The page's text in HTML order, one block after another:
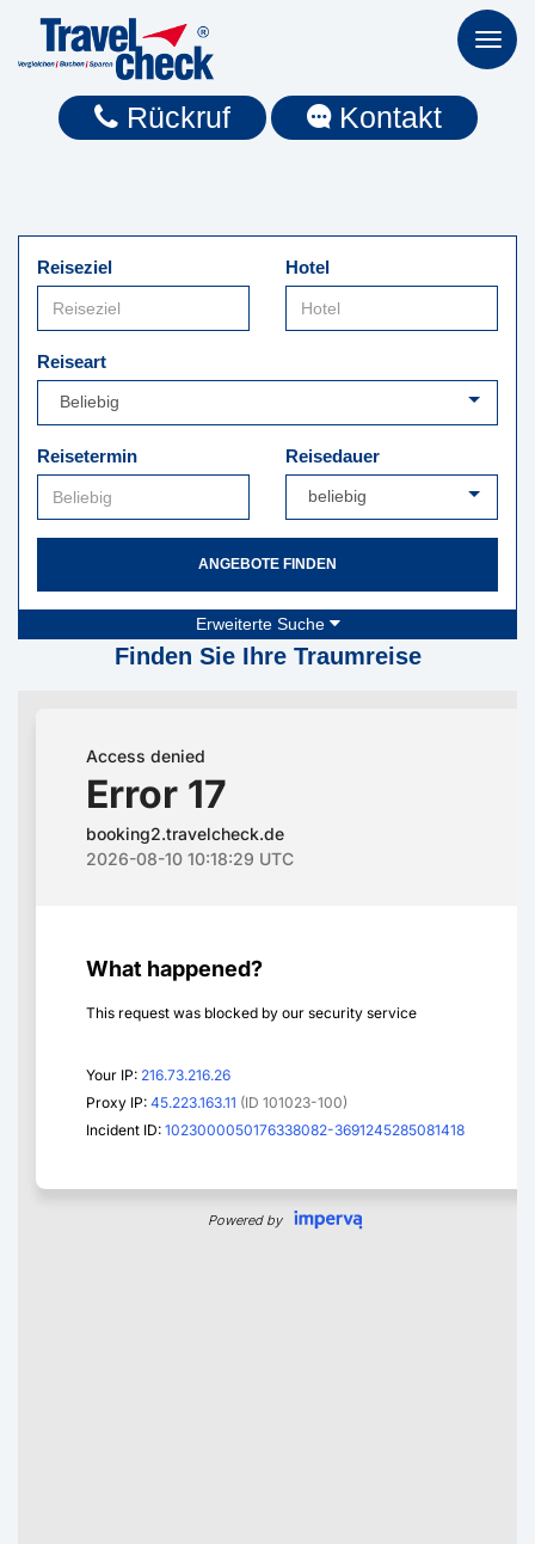
Toggle
Rückruf Kontakt
Reiseziel Hotel
Reiseart
Reisetermin Reisedauer
ANGEBOTE FINDEN
Erweiterte Suche
Finden Sie Ihre Traumreise